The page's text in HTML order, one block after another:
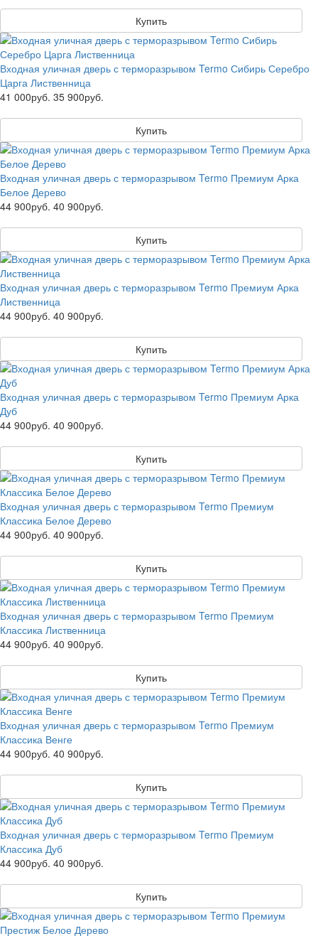
Купить
Входная уличная дверь с терморазрывом Termo Сибирь Серебро
Царга Лиственница
41 000руб. 35 900руб.
Купить
Входная уличная дверь с терморазрывом Termo Премиум Арка
Белое Дерево
44 900руб. 40 900руб.
Купить
Входная уличная дверь с терморазрывом Termo Премиум Арка
Лиственница
44 900руб. 40 900руб.
Купить
Входная уличная дверь с терморазрывом Termo Премиум Арка
Дуб
44 900руб. 40 900руб.
Купить
Входная уличная дверь с терморазрывом Termo Премиум
Классика Белое Дерево
44 900руб. 40 900руб.
Купить
Входная уличная дверь с терморазрывом Termo Премиум
Классика Лиственница
44 900руб. 40 900руб.
Купить
Входная уличная дверь с терморазрывом Termo Премиум
Классика Венге
44 900руб. 40 900руб.
Купить
Входная уличная дверь с терморазрывом Termo Премиум
Классика Дуб
44 900руб. 40 900руб.
Купить